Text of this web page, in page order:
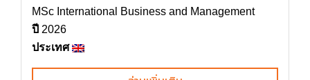
MSc International Business and Management
ปี 2026
ประเทศ